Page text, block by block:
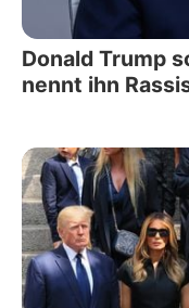
Donald Trump
nennt ihn